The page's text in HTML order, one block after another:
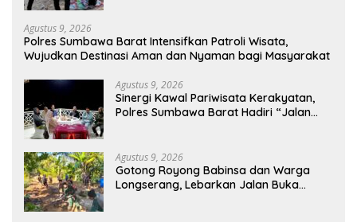
Agustus 9, 2026
Polres Sumbawa Barat Intensifkan Patroli Wisata,
Wujudkan Destinasi Aman dan Nyaman bagi Masyarakat
Agustus 9, 2026
Sinergi Kawal Pariwisata Kerakyatan,
Polres Sumbawa Barat Hadiri “Jalan
Agustus 9, 2026
Gotong Royong Babinsa dan Warga
Longserang, Lebarkan Jalan Buka